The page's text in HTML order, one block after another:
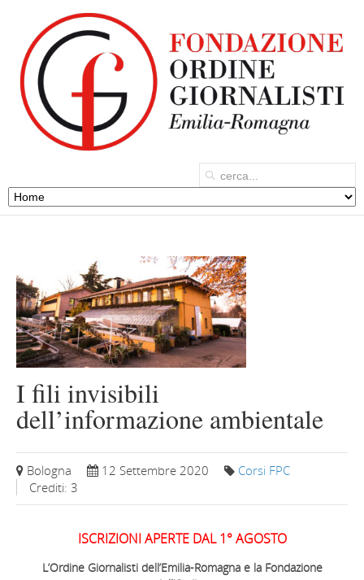
I fili invisibili
dell’informazione ambientale
Bologna 12 Settembre 2020
Corsi FPC
Crediti: 3
ISCRIZIONI APERTE DAL 1° AGOSTO
L’Ordine Giornalisti dell’Emilia-Romagna e la Fondazione